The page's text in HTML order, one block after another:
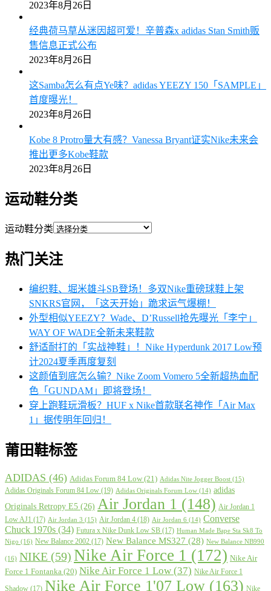
2023年8月26日
经典荷马草丛迷因超可爱！辛普森x adidas Stan Smith贩
售信息正式公布
2023年8月26日
这Samba怎么有点Ye味？adidas YEEZY 150「SAMPLE」
首度曝光！
2023年8月26日
Kobe 8 Protro量大有感？Vanessa Bryant证实Nike未来会
推出更多Kobe鞋款
2023年8月26日
运动鞋分类
运动鞋分类
热门关注
编织鞋、堀米雄斗SB登场！多双Nike重磅球鞋上架
SNKRS官网，「这天开始」跪求运气爆棚！
外型相似YEEZY？Wade、D’Russell抢先曝光「李宁」
WAY OF WADE全新未来鞋款
舒适耐打的「实战神鞋」！Nike Hyperdunk 2017 Low预
计2024夏季再度复刻
这颜值到底怎么输？Nike Zoom Vomero 5全新超热血配
色「GUNDAM」即将登场！
穿上跑鞋玩滑板？HUF x Nike首款联名神作「Air Max
1」据传明年回归！
莆田鞋标签
ADIDAS (46) Adidas Forum 84 Low (21) Adidas Nite Jogger Boost (15)
Adidas Originals Forum 84 Low (19) Adidas Originals Forum Low (14) adidas
Originals Retropy E5 (26) Air Jordan 1 (148) Air Jordan 1
Low AJ1 (17) Air Jordan 3 (15) Air Jordan 4 (18) Air Jordan 6 (14) Converse
Chuck 1970s (34) Futura x Nike Dunk Low SB (17) Human Made Bape Sta Sk8 To
Nigo (16) New Balance 2002 (17) New Balance MS327 (28) New Balance NB990
(16) NIKE (59) Nike Air Force 1 (172) Nike Air
Force 1 Fontanka (20) Nike Air Force 1 Low (37) Nike Air Force 1
Shadow (17) Nike Air Force 1'07 Low (163) Nike